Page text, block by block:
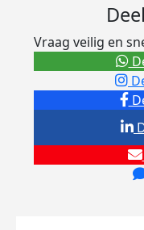
Vraag veilig en